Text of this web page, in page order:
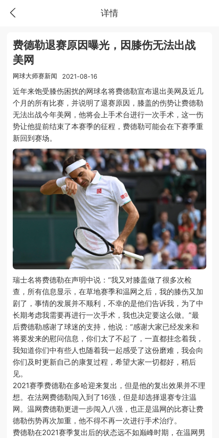
详情
费德勒退赛原因曝光，因膝伤无法出战
美网
网球大师赛新闻 2021-08-16
近年来饱受膝伤困扰的网球名将费德勒宣布退出美网及近几
个月的所有比赛，并说明了退赛原因，膝盖的伤势让费德勒
无法出战今年美网，他将会上手术台进行一次手术，这一伤
势让他提前结束了本赛季的征程，费德勒可能会在下赛季重
新回到赛场。
瑞士名将费德勒在声明中说：“我又对膝盖做了很多次检
查，所有信息显示，在草地赛季和温网之后，我的膝伤又加
剧了，事情的发展并不顺利，不幸的是他们告诉我，为了中
长期考虑我需要再进行一次手术，我也决定要这么做。”最
后费德勒感谢了球迷的支持，他说：“感谢大家已经发来和
将要发来的慰问信息，你们太了不起了，一直都挂念着我，
我知道你们中有些人也随着我一起感受了这份磨难，我会向
你们及时更新自己的康复过程，希望大家一切都好，稍后
见。
2021赛季费德勒在多哈迎来复出，但是他的复出效果并不理
想。在法网费德勒闯入到了16强，但是却选择退赛专注温
网。温网费德勒更进一步闯入八强，也正是温网的比赛让费
德勒伤势再次加重，他不得不再一次进行手术治疗。
费德勒在2021赛季复出后的状态远不如巅峰时期，在温网男